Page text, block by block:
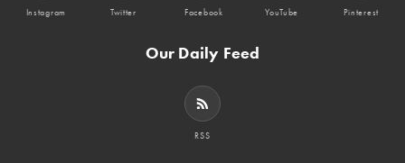
Instagram Twitter Facebook YouTube Pinterest
Our Daily Feed
RSS